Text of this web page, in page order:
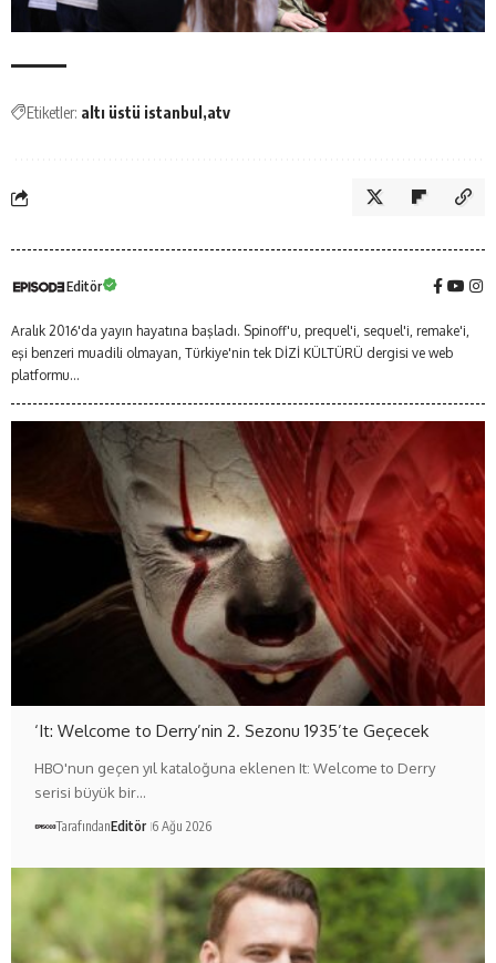
Etiketler: altı üstü istanbul atv
Editör
Aralık 2016'da yayın hayatına başladı. Spinoff'u, prequel'i, sequel'i, remake'i,
eşi benzeri muadili olmayan, Türkiye'nin tek DİZİ KÜLTÜRÜ dergisi ve web
platformu...
‘It: Welcome to Derry’nin 2. Sezonu 1935’te Geçecek
HBO'nun geçen yıl kataloğuna eklenen It: Welcome to Derry
serisi büyük bir…
TarafındanEditör 6 Ağu 2026